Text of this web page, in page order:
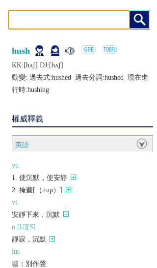
hush
KK:[hʌʃ] DJ:[hʌʃ]
動變: 過去式:hushed 過去分詞:hushed 現在進
行時:hushing
權威釋義
英語
vt.
使沉默，使安靜
掩蓋[（+up）]
vi.
安靜下來，沉默
n.[U][S]
靜寂，沉默
int.
噓；別作聲